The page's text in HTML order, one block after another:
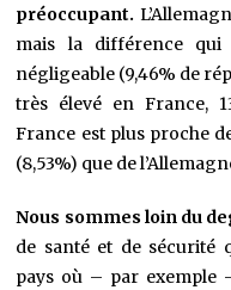
préoccupant.
mais la différence qui
négligeable (9,46% de
très élevé en France,
France est plus proche
(8,53%) que de
Nous sommes loin du
de santé et de sécurité
pays où – par exemple